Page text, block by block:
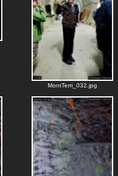
MontTerri_032.jpg